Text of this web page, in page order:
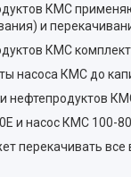
КМС
и
КМС
насоса КМС до
нефтепродуктов
и насос КМС 100-
перекачивать все